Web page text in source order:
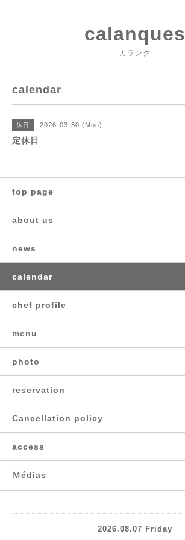
calanques
カランク
calendar
休日 2026-03-30 (Mon)
定休日
top page
about us
news
calendar
chef profile
menu
photo
reservation
Cancellation policy
access
Ｍédias
2026.08.07 Friday